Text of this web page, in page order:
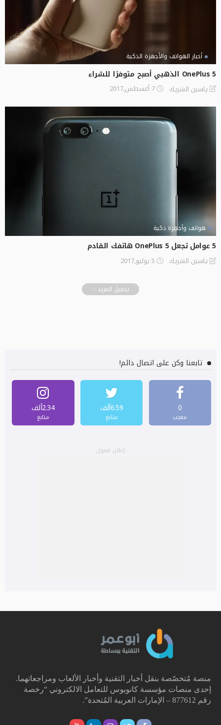
أخبار الهواتف والأجهزة الذكية
OnePlus 5 الذهبي أصبح متوفرًا للشراء
ياسين الشريك 7 أغسطس,2017
هواتف وأجهزة ذكية
5 عوامل تجعل OnePlus 5 هاتفك القادم
ياسين الشريك 5 يوليو,2017
تحميل المزيد
تابعنا وكن على اتصال دائم!
0
معجب
6.59ألف
متابع
2.34ألف
متابع
- إعلان ممول -
منصة مُتخصّصة بنقل أخبار التقنية وأخبار الألعاب ومراجعاتهما.
إحدى منصات مؤسسة كانوبوس للتعامل الالكتروني “رخصة
رقم 877612 – الإمارات العربية المُتحدة”.